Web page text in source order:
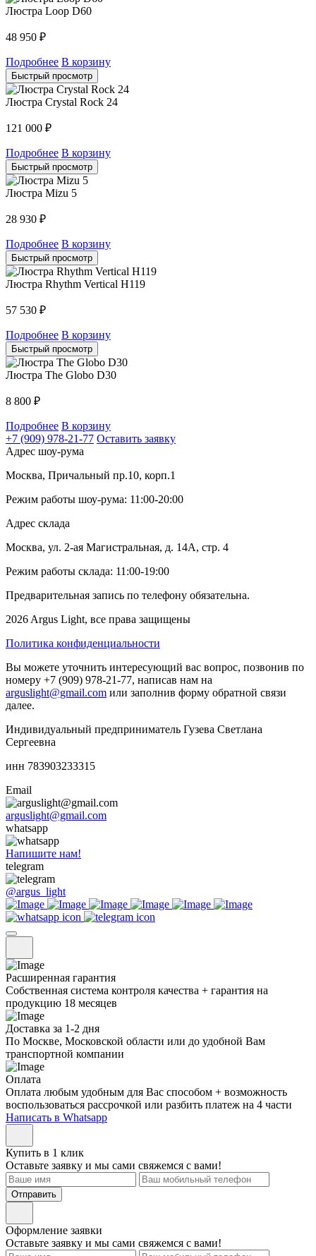
Люстра Loop D60
48 950 ₽
Подробнее В корзину
Быстрый просмотр
Люстра Crystal Rock 24
121 000 ₽
Подробнее В корзину
Быстрый просмотр
Люстра Mizu 5
28 930 ₽
Подробнее В корзину
Быстрый просмотр
Люстра Rhythm Vertical H119
57 530 ₽
Подробнее В корзину
Быстрый просмотр
Люстра The Globo D30
8 800 ₽
Подробнее В корзину
+7 (909) 978-21-77 Оставить заявку
Адрес шоу-рума
Москва, Причальный пр.10, корп.1
Режим работы шоу-рума: 11:00-20:00
Адрес склада
Москва, ул. 2-ая Магистральная, д. 14А, стр. 4
Режим работы склада: 11:00-19:00
Предварительная запись по телефону обязательна.
2026 Argus Light, все права защищены
Политика конфиденциальности
Вы можете уточнить интересующий вас вопрос, позвонив по
номеру +7 (909) 978-21-77, написав нам на
arguslight@gmail.com или заполнив форму обратной связи
далее.
Индивидуальный предприниматель Гузева Светлана
Сергеевна
инн 783903233315
Email
arguslight@gmail.com
whatsapp
Напишите нам!
telegram
@argus_light
Расширенная гарантия
Собственная система контроля качества + гарантия на
продукцию 18 месяцев
Доставка за 1-2 дня
По Москве, Московской области или до удобной Вам
транспортной компании
Оплата
Оплата любым удобным для Вас способом + возможность
воспользоваться рассрочкой или разбить платеж на 4 части
Написать в Whatsapp
Купить в 1 клик
Оставьте заявку и мы сами свяжемся с вами!
Отправить
Оформление заявки
Оставьте заявку и мы сами свяжемся с вами!